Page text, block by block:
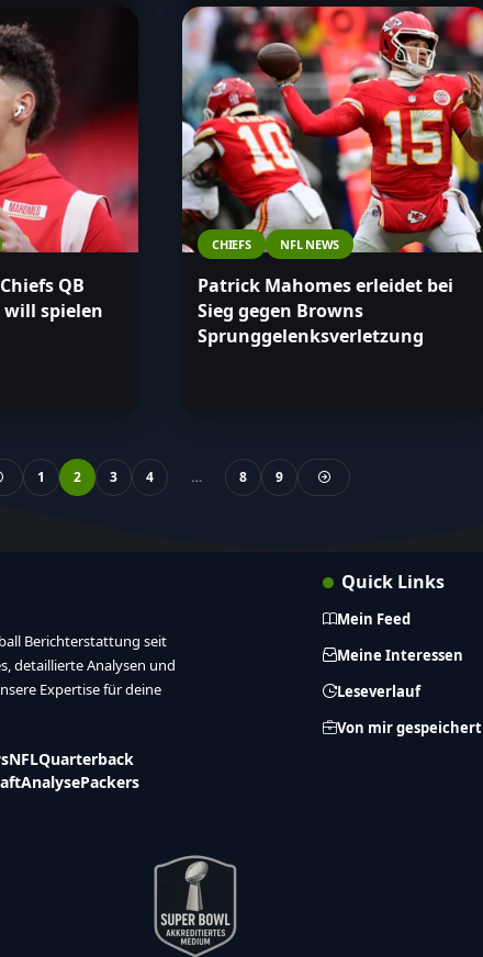
QB
will spielen
CHIEFS NFL NEWS
Patrick Mahomes erleidet bei
Sieg gegen Browns
Sprunggelenksverletzung
1 2 3 4 … 8 9
Berichterstattung seit
detaillierte Analysen und
Expertise für deine
NFLQuarterback
AnalysePackers
Quick Links
Mein Feed
Meine Interessen
Leseverlauf
Von mir gespeichert